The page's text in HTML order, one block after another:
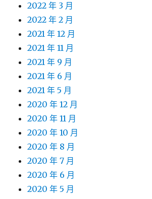
2022 年 3 月
2022 年 2 月
2021 年 12 月
2021 年 11 月
2021 年 9 月
2021 年 6 月
2021 年 5 月
2020 年 12 月
2020 年 11 月
2020 年 10 月
2020 年 8 月
2020 年 7 月
2020 年 6 月
2020 年 5 月